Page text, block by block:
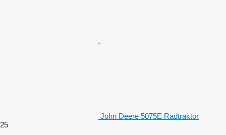
John Deere 5075E Radtraktor
25